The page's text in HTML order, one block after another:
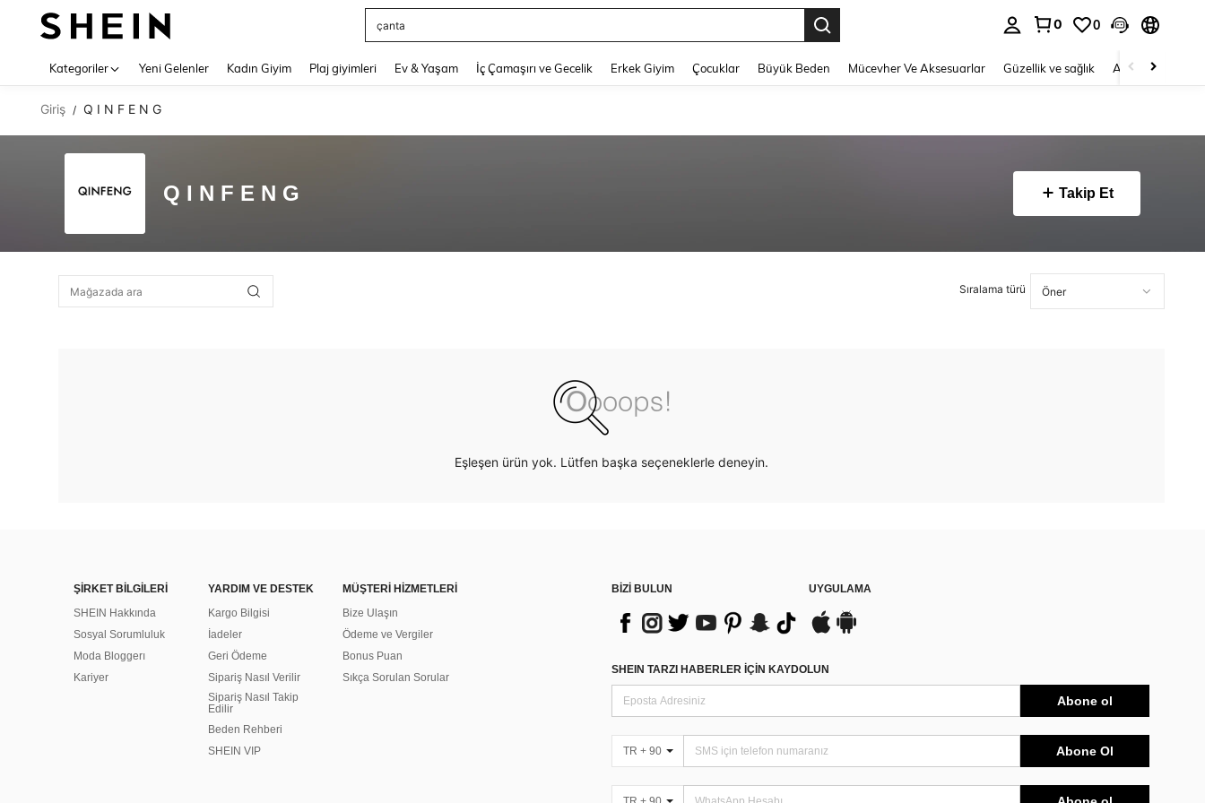
çanta
0 0
Kategoriler Yeni Gelenler Kadın Giyim Plaj giyimleri Ev & Yaşam İç Çamaşırı ve Gecelik Erkek Giyim Çocuklar Büyük Beden Mücevher Ve Aksesuarlar Güzellik ve sağlık Ayakkabı
Giriş / Q I N F E N G
Q I N F E N G Takip Et
Sıralama türü
Eşleşen ürün yok. Lütfen başka seçeneklerle deneyin.
ŞİRKET BİLGİLERİ
SHEIN Hakkında
Sosyal Sorumluluk
Moda Bloggerı
Kariyer
YARDIM VE DESTEK
Kargo Bilgisi
İadeler
Geri Ödeme
Sipariş Nasıl Verilir
Sipariş Nasıl Takip
Edilir
Beden Rehberi
SHEIN VIP
MÜŞTERİ HİZMETLERİ
Bize Ulaşın
Ödeme ve Vergiler
Bonus Puan
Sıkça Sorulan Sorular
BİZİ BULUN UYGULAMA
SHEIN TARZI HABERLER IÇIN KAYDOLUN
Abone ol
TR + 90 Abone Ol